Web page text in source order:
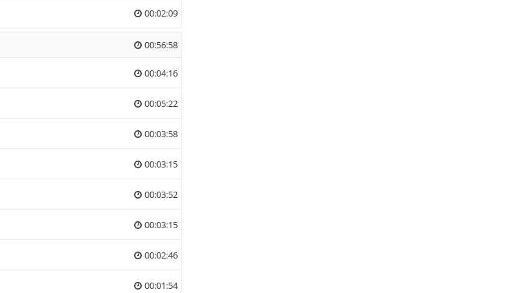
00:02:09
00:56:58
00:04:16
00:05:22
00:03:58
00:03:15
00:03:52
00:03:15
00:02:46
00:01:54